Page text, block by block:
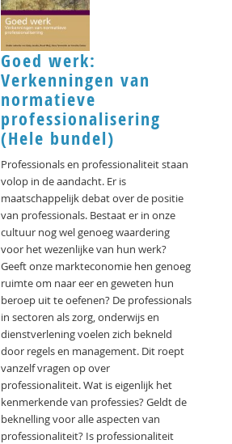
Goed werk:
Verkenningen van
normatieve
professionalisering
(Hele bundel)
Professionals en professionaliteit staan
volop in de aandacht. Er is
maatschappelijk debat over de positie
van professionals. Bestaat er in onze
cultuur nog wel genoeg waardering
voor het wezenlijke van hun werk?
Geeft onze markteconomie hen genoeg
ruimte om naar eer en geweten hun
beroep uit te oefenen? De professionals
in sectoren als zorg, onderwijs en
dienstverlening voelen zich bekneld
door regels en management. Dit roept
vanzelf vragen op over
professionaliteit. Wat is eigenlijk het
kenmerkende van professies? Geldt de
beknelling voor alle aspecten van
professionaliteit? Is professionaliteit